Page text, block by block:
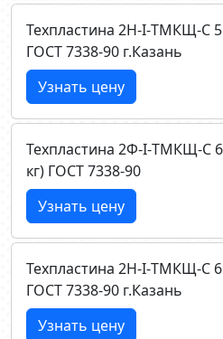
Техпластина 2Н-I-ТМКЩ-C
ГОСТ 7338-90 г.Казань
Узнать цену
Техпластина 2Ф-I-ТМКЩ-C
кг) ГОСТ 7338-90
Узнать цену
Техпластина 2Н-I-ТМКЩ-C
ГОСТ 7338-90 г.Казань
Узнать цену